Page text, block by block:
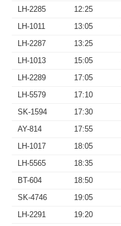
LH-2285
12:25
LH-1011
13:05
LH-2287
13:25
LH-1013
15:05
LH-2289
17:05
LH-5579
17:10
SK-1594
17:30
AY-814
17:55
LH-1017
18:05
LH-5565
18:35
BT-604
18:50
SK-4746
19:05
LH-2291
19:20